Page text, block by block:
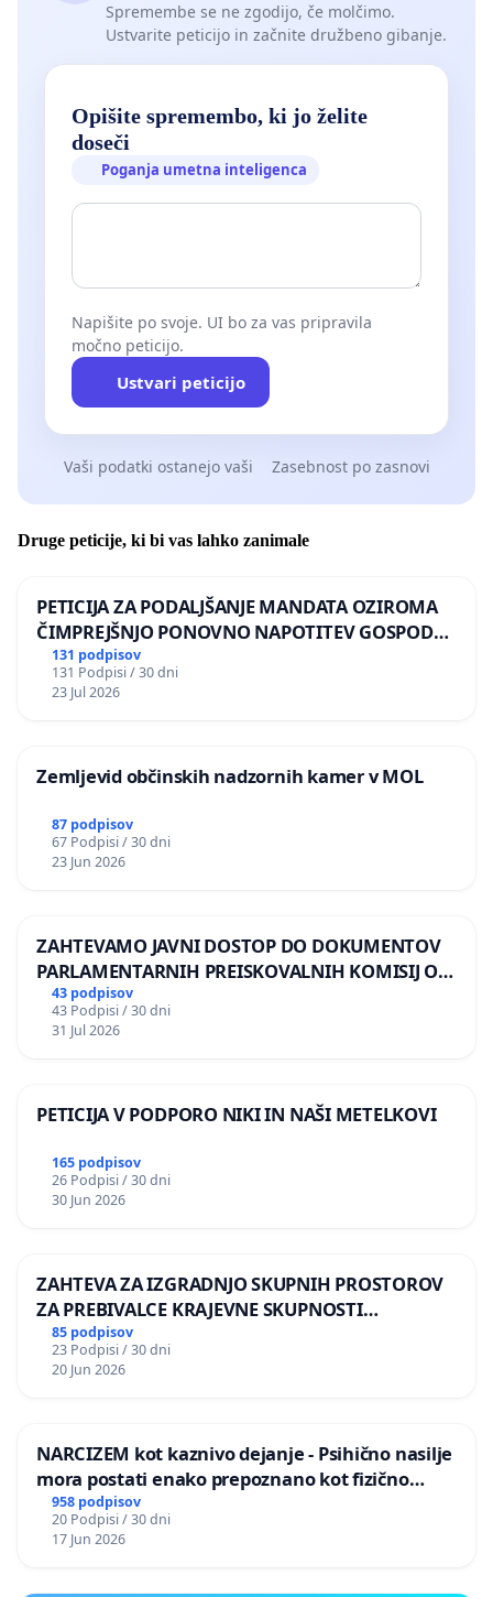
Spremembe se ne zgodijo, če molčimo.
Ustvarite peticijo in začnite družbeno gibanje.
Opišite spremembo, ki jo želite
doseči
Poganja umetna inteligenca
Napišite po svoje. UI bo za vas pripravila
močno peticijo.
Ustvari peticijo
Vaši podatki ostanejo vaši Zasebnost po zasnovi
Druge peticije, ki bi vas lahko zanimale
PETICIJA ZA PODALJŠANJE MANDATA OZIROMA
ČIMPREJŠNJO PONOVNO NAPOTITEV GOSPODA
BERNARDA ŠRAJNERJA NA VELEPOSLANIŠTVO
REPUBLIKE SLOVENIJE V MOSKVI
131 podpisov
131 Podpisi / 30 dni
23 Jul 2026
Zemljevid občinskih nadzornih kamer v MOL
87 podpisov
67 Podpisi / 30 dni
23 Jun 2026
ZAHTEVAMO JAVNI DOSTOP DO DOKUMENTOV
PARLAMENTARNIH PREISKOVALNIH KOMISIJ O
ILEGALNI TRGOVINI Z OROŽJEM
43 podpisov
43 Podpisi / 30 dni
31 Jul 2026
PETICIJA V PODPORO NIKI IN NAŠI METELKOVI
165 podpisov
26 Podpisi / 30 dni
30 Jun 2026
ZAHTEVA ZA IZGRADNJO SKUPNIH PROSTOROV
ZA PREBIVALCE KRAJEVNE SKUPNOSTI
PRESTRANEK
85 podpisov
23 Podpisi / 30 dni
20 Jun 2026
NARCIZEM kot kaznivo dejanje - Psihično nasilje
mora postati enako prepoznano kot fizično
nasilje
958 podpisov
20 Podpisi / 30 dni
17 Jun 2026